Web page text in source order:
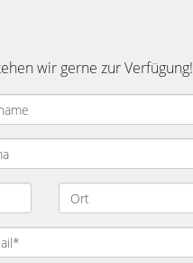
wir gerne zur Verfügung!